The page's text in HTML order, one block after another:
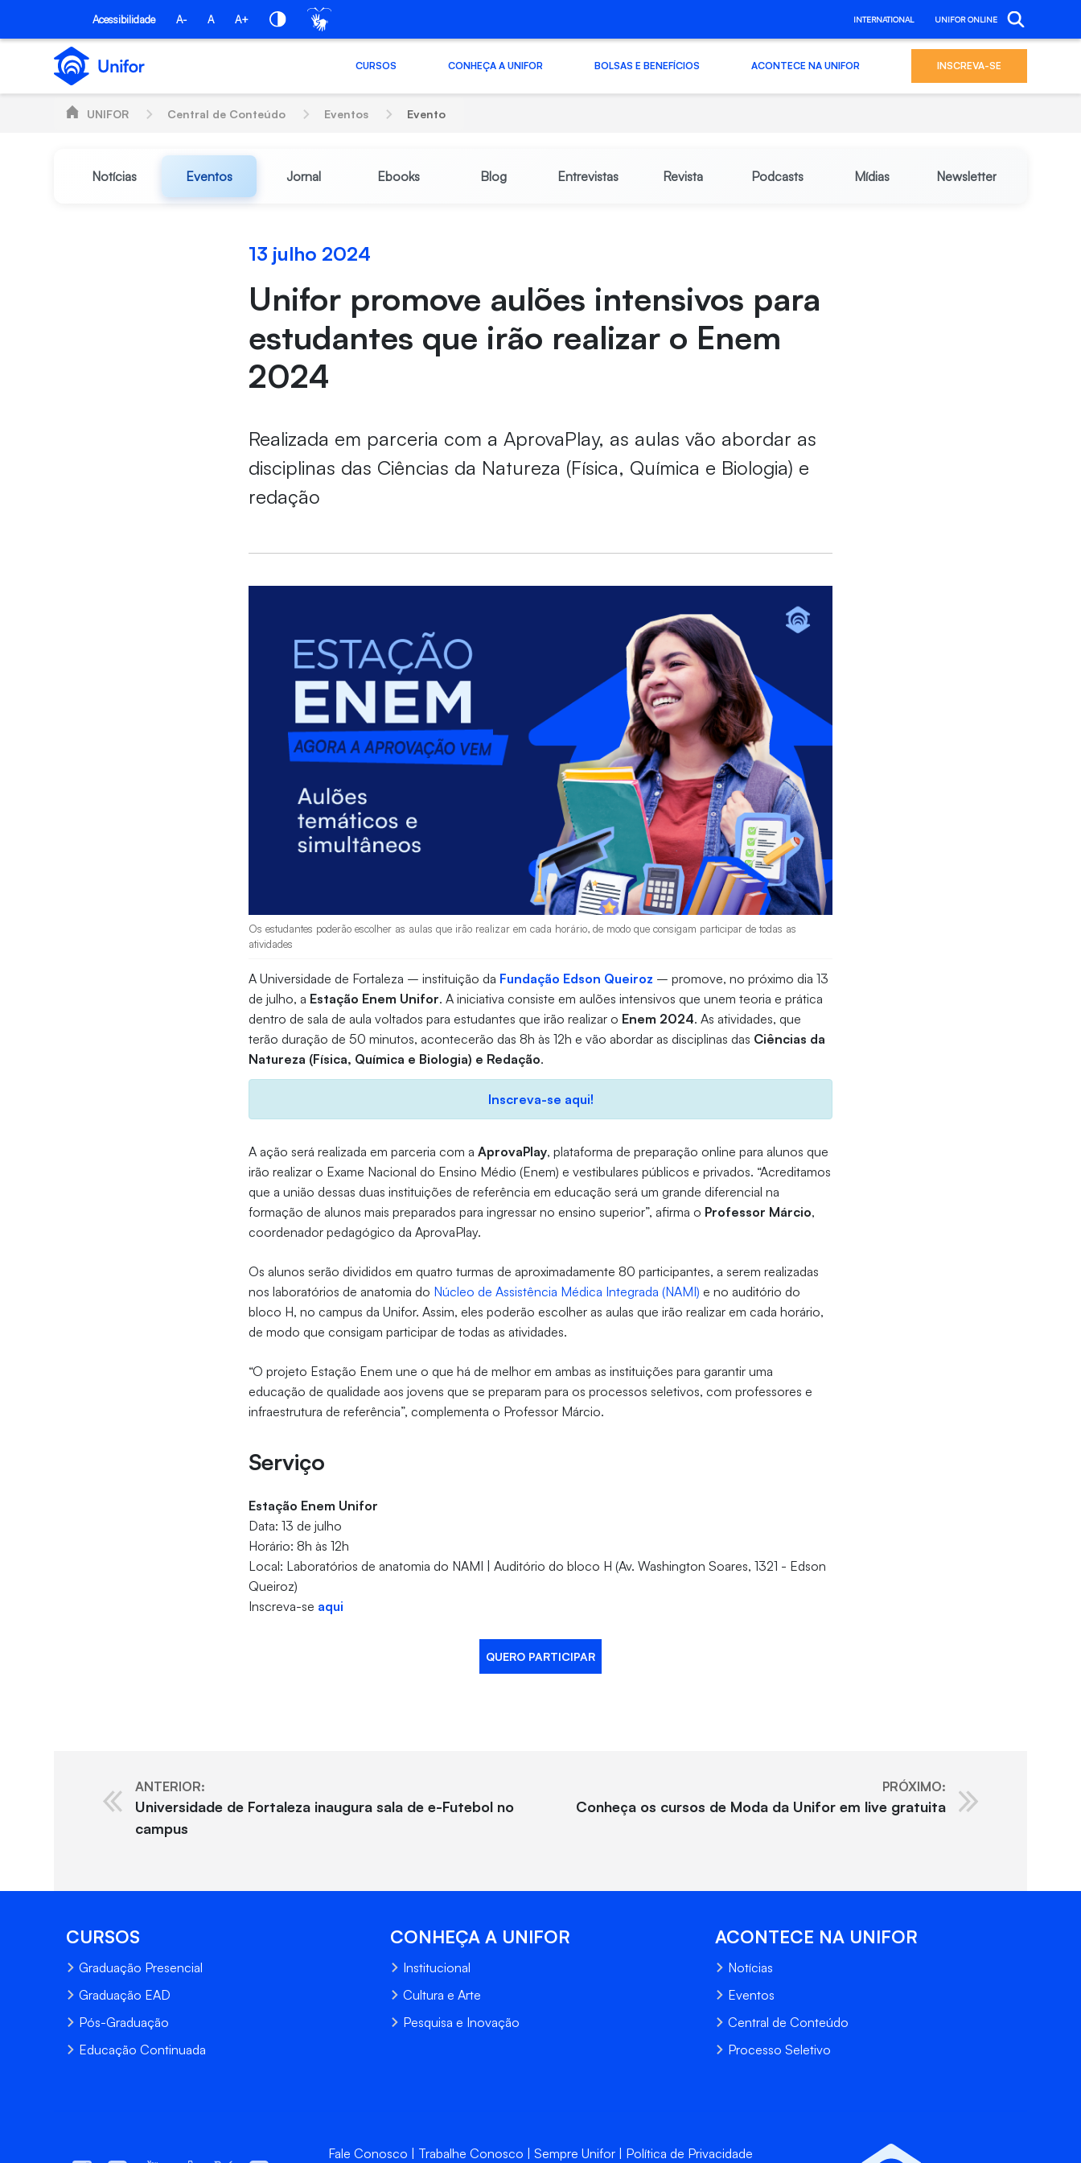
Pular para o Conteúdo principal
Acessibilidade A- A A+ INTERNATIONAL UNIFOR ONLINE
CURSOS CONHEÇA A UNIFOR BOLSAS E BENEFÍCIOS ACONTECE NA UNIFOR INSCREVA-SE
UNIFOR Central de Conteúdo Eventos Evento
Notícias Eventos Jornal Ebooks Blog Entrevistas Revista Podcasts Mídias Newsletter
13 julho 2024
Unifor promove aulões intensivos para
estudantes que irão realizar o Enem
2024
Realizada em parceria com a AprovaPlay, as aulas vão abordar as
disciplinas das Ciências da Natureza (Física, Química e Biologia) e
redação
Os estudantes poderão escolher as aulas que irão realizar em cada horário, de modo que consigam participar de todas as
atividades
A Universidade de Fortaleza – instituição da Fundação Edson Queiroz – promove, no próximo dia 13
de julho, a Estação Enem Unifor. A iniciativa consiste em aulões intensivos que unem teoria e prática
dentro de sala de aula voltados para estudantes que irão realizar o Enem 2024. As atividades, que
terão duração de 50 minutos, acontecerão das 8h às 12h e vão abordar as disciplinas das Ciências da
Natureza (Física, Química e Biologia) e Redação.
Inscreva-se aqui!
A ação será realizada em parceria com aAprovaPlay, plataforma de preparação online para alunos que
irão realizar o Exame Nacional do Ensino Médio (Enem) e vestibulares públicos e privados. “Acreditamos
que a união dessas duas instituições de referência em educação será um grande diferencial na
formação de alunos mais preparados para ingressar no ensino superior”, afirma o Professor Márcio,
coordenador pedagógico da AprovaPlay.
Os alunos serão divididos em quatro turmas de aproximadamente 80 participantes, a serem realizadas
nos laboratórios de anatomia do Núcleo de Assistência Médica Integrada (NAMI) e no auditório do
bloco H, no campus da Unifor. Assim, eles poderão escolher as aulas que irão realizar em cada horário,
de modo que consigam participar de todas as atividades.
“O projeto Estação Enem une o que há de melhor em ambas as instituições para garantir uma
educação de qualidade aos jovens que se preparam para os processos seletivos, com professores e
infraestrutura de referência”, complementa o Professor Márcio.
Serviço
Estação Enem Unifor
Data: 13 de julho
Horário: 8h às 12h
Local: Laboratórios de anatomia do NAMI | Auditório do bloco H (Av. Washington Soares, 1321 - Edson
Queiroz)
Inscreva-se aqui
QUERO PARTICIPAR
ANTERIOR:
Universidade de Fortaleza inaugura sala de e-Futebol no
campus
PRÓXIMO:
Conheça os cursos de Moda da Unifor em live gratuita
CURSOS
Graduação Presencial
Graduação EAD
Pós-Graduação
Educação Continuada
CONHEÇA A UNIFOR
Institucional
Cultura e Arte
Pesquisa e Inovação
ACONTECE NA UNIFOR
Notícias
Eventos
Central de Conteúdo
Processo Seletivo
Fale Conosco Trabalhe Conosco Sempre Unifor Política de Privacidade